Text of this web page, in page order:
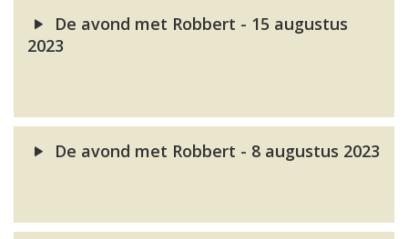
De avond met Robbert - 15 augustus
2023
De avond met Robbert - 8 augustus 2023